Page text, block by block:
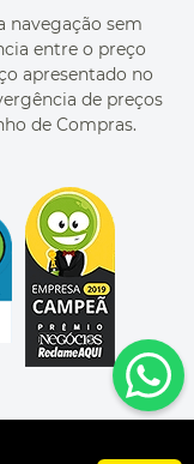
navegação sem
entre o preço
apresentado no
de preços
de Compras.